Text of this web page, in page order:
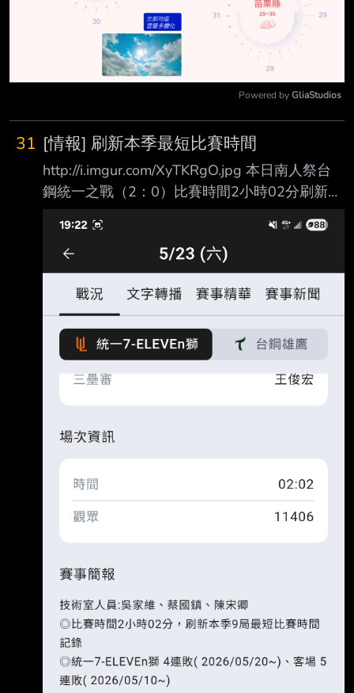
Powered by GliaStudios
31 [情報] 刷新本季最短比賽時間
http://i.imgur.com/XyTKRgO.jpg 本日南人祭台
鋼統一之戰（2：0）比賽時間2小時02分刷新5
／17味全樂天（2：0）的本季最快紀錄
http://i.imgur.com/WzIPc5R.jpg 大巨蛋的味全中
信（2：0）則因為打了九下多了一分鐘成為本季
第二短比賽 ----- Sent from JPTT on my
Samsung SM-S9310. --